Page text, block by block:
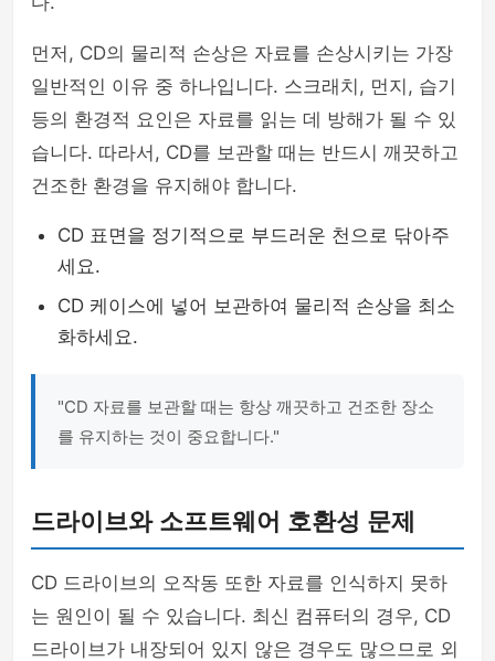
먼저, CD의 물리적 손상은 자료를 손상시키는 가장
일반적인 이유 중 하나입니다. 스크래치, 먼지, 습기
등의 환경적 요인은 자료를 읽는 데 방해가 될 수 있
습니다. 따라서, CD를 보관할 때는 반드시 깨끗하고
건조한 환경을 유지해야 합니다.
CD 표면을 정기적으로 부드러운 천으로 닦아주
세요.
CD 케이스에 넣어 보관하여 물리적 손상을 최소
화하세요.
"CD 자료를 보관할 때는 항상 깨끗하고 건조한 장소
를 유지하는 것이 중요합니다."
드라이브와 소프트웨어 호환성 문제
CD 드라이브의 오작동 또한 자료를 인식하지 못하
는 원인이 될 수 있습니다. 최신 컴퓨터의 경우, CD
드라이브가 내장되어 있지 않은 경우도 많으므로 외